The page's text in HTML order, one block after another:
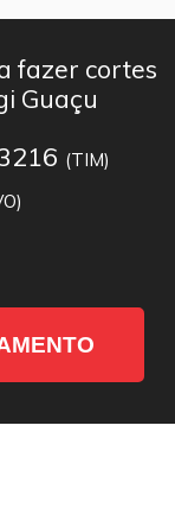
fazer cortes
Guaçu
(TIM)